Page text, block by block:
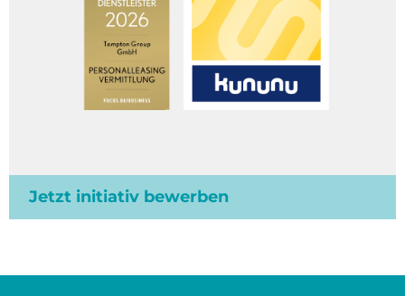
Jetzt initiativ bewerben